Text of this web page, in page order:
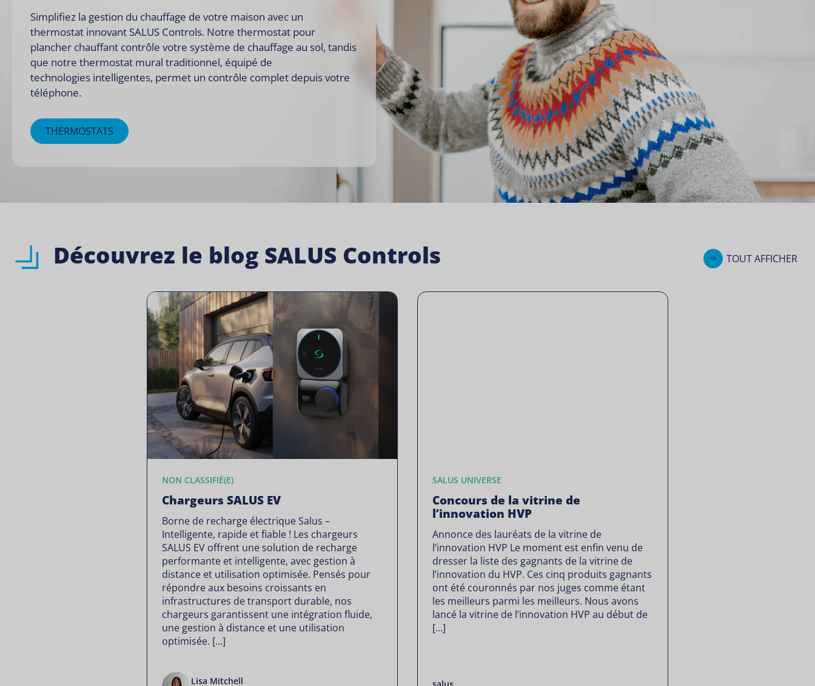
Simplifiez la gestion du chauffage de votre maison avec un
thermostat innovant SALUS Controls. Notre thermostat pour
plancher chauffant contrôle votre système de chauffage au sol, tandis
que notre thermostat mural traditionnel, équipé de
technologies intelligentes, permet un contrôle complet depuis votre
téléphone.
THERMOSTATS
Découvrez le blog SALUS Controls TOUT AFFICHER
NON CLASSIFIÉ(E)
Chargeurs SALUS EV
Borne de recharge électrique Salus –
Intelligente, rapide et fiable ! Les chargeurs
SALUS EV offrent une solution de recharge
performante et intelligente, avec gestion à
distance et utilisation optimisée. Pensés pour
répondre aux besoins croissants en
infrastructures de transport durable, nos
chargeurs garantissent une intégration fluide,
une gestion à distance et une utilisation
optimisée. […]
Lisa Mitchell
SALUS UNIVERSE
Concours de la vitrine de
l’innovation HVP
Annonce des lauréats de la vitrine de
l’innovation HVP Le moment est enfin venu de
dresser la liste des gagnants de la vitrine de
l’innovation du HVP. Ces cinq produits gagnants
ont été couronnés par nos juges comme étant
les meilleurs parmi les meilleurs. Nous avons
lancé la vitrine de l’innovation HVP au début de
[…]